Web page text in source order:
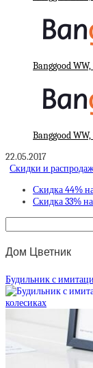
Banggood WW,
Banggood WW,
22.05.2017
Скидки и
Скидка 44%
Скидка 33%
Дом Цветник
Будильник с
колесиках